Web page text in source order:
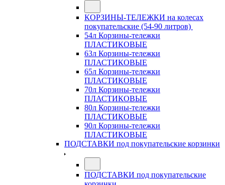
КОРЗИНЫ-ТЕЛЕЖКИ на колесах
покупательские (54-90 литров)
54л Корзины-тележки
ПЛАСТИКОВЫЕ
63л Корзины-тележки
ПЛАСТИКОВЫЕ
65л Корзины-тележки
ПЛАСТИКОВЫЕ
70л Корзины-тележки
ПЛАСТИКОВЫЕ
80л Корзины-тележки
ПЛАСТИКОВЫЕ
90л Корзины-тележки
ПЛАСТИКОВЫЕ
ПОДСТАВКИ под покупательские корзинки
ПОДСТАВКИ под покупательские